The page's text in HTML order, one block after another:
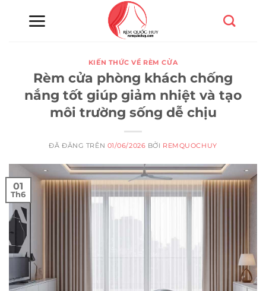
KIẾN THỨC VỀ RÈM CỬA
Rèm cửa phòng khách chống
nắng tốt giúp giảm nhiệt và tạo
môi trường sống dễ chịu
ĐÃ ĐĂNG TRÊN 01/06/2026 BỞI REMQUOCHUY
01
Th6